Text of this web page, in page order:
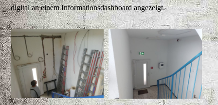
digital an einem Informationsdashboard angezeigt.